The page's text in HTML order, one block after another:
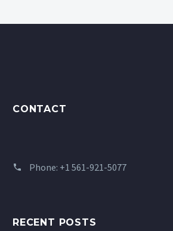
CONTACT
Phone: +1 561-921-5077
RECENT POSTS